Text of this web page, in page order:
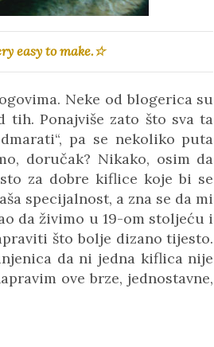
easy to make.☆
Neke od blogerica su
tih. Ponajviše zato što sva ta
pa se nekoliko puta
doručak? Nikako, osim da
za dobre kiflice koje bi se
specijalnost, a zna se da mi
da živimo u 19-om stoljeću i
što bolje dizano tijesto.
da ni jedna kiflica nije
ove brze, jednostavne,